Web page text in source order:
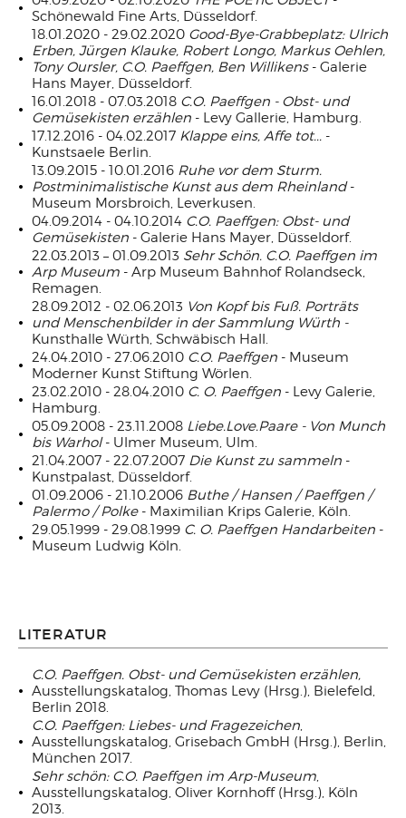
Schönewald Fine Arts, Düsseldorf.
18.01.2020 - 29.02.2020 Good-Bye-Grabbeplatz: Ulrich
Erben, Jürgen Klauke, Robert Longo, Markus Oehlen,
Tony Oursler, C.O. Paeffgen, Ben Willikens- Galerie
Hans Mayer, Düsseldorf.
16.01.2018 - 07.03.2018 C.O. Paeffgen - Obst- und
Gemüsekisten erzählen - Levy Gallerie, Hamburg.
17.12.2016 - 04.02.2017 Klappe eins, Affe tot... -
Kunstsaele Berlin.
13.09.2015 - 10.01.2016 Ruhe vor dem Sturm.
Postminimalistische Kunst aus dem Rheinland-
Museum Morsbroich, Leverkusen.
04.09.2014 - 04.10.2014 C.O. Paeffgen: Obst- und
Gemüsekisten - Galerie Hans Mayer, Düsseldorf.
22.03.2013 – 01.09.2013 Sehr Schön. C.O. Paeffgen im
Arp Museum - Arp Museum Bahnhof Rolandseck,
Remagen.
28.09.2012 - 02.06.2013 Von Kopf bis Fuß. Porträts
und Menschenbilder in der Sammlung Würth -
Kunsthalle Würth, Schwäbisch Hall.
24.04.2010 - 27.06.2010 C.O. Paeffgen - Museum
Moderner Kunst Stiftung Wörlen.
23.02.2010 - 28.04.2010 C. O. Paeffgen - Levy Galerie,
Hamburg.
05.09.2008 - 23.11.2008 Liebe.Love.Paare - Von Munch
bis Warhol- Ulmer Museum, Ulm.
21.04.2007 - 22.07.2007 Die Kunst zu sammeln -
Kunstpalast, Düsseldorf.
01.09.2006 - 21.10.2006 Buthe / Hansen / Paeffgen /
Palermo / Polke- Maximilian Krips Galerie, Köln.
29.05.1999 - 29.08.1999 C. O. Paeffgen Handarbeiten -
Museum Ludwig Köln.
LITERATUR
C.O. Paeffgen. Obst- und Gemüsekisten erzählen,
Ausstellungskatalog, Thomas Levy (Hrsg.), Bielefeld,
Berlin 2018.
C.O. Paeffgen: Liebes- und Fragezeichen,
Ausstellungskatalog, Grisebach GmbH (Hrsg.), Berlin,
München 2017.
Sehr schön: C.O. Paeffgen im Arp-Museum,
Ausstellungskatalog, Oliver Kornhoff (Hrsg.), Köln
2013.